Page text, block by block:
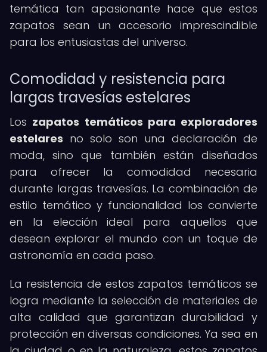
temática tan apasionante hace que estos
zapatos sean un accesorio imprescindible
para los entusiastas del universo.
Comodidad y resistencia para
largas travesías estelares
Los zapatos temáticos para exploradores
estelares no solo son una declaración de
moda, sino que también están diseñados
para ofrecer la comodidad necesaria
durante largas travesías. La combinación de
estilo temático y funcionalidad los convierte
en la elección ideal para aquellos que
desean explorar el mundo con un toque de
astronomía en cada paso.
La resistencia de estos zapatos temáticos se
logra mediante la selección de materiales de
alta calidad que garantizan durabilidad y
protección en diversas condiciones. Ya sea en